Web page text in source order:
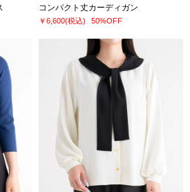
コンパクト丈カーディガン
￥6,600(税込) 50%OFF